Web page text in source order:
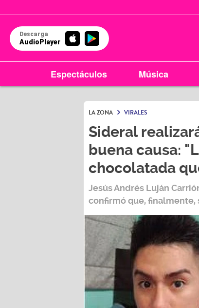
Descarga
AudioPlayer
Espectáculos Música
LA ZONA VIRALES
Sideral
buena causa:
chocolatada
Jesús Andrés Luján
confirmó que, finalmente,